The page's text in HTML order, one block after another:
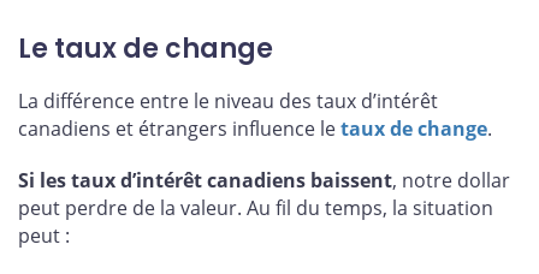
Le taux de change
La différence entre le niveau des taux d’intérêt
canadiens et étrangers influence letaux de change.
Si les taux d’intérêt canadiens baissent, notre dollar
peut perdre de la valeur. Au fil du temps, la situation
peut :